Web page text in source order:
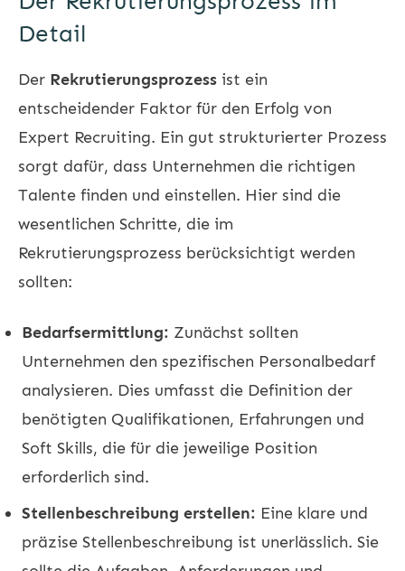
Detail
Der Rekrutierungsprozess ist ein
entscheidender Faktor für den Erfolg von
Expert Recruiting. Ein gut strukturierter Prozess
sorgt dafür, dass Unternehmen die richtigen
Talente finden und einstellen. Hier sind die
wesentlichen Schritte, die im
Rekrutierungsprozess berücksichtigt werden
sollten:
Bedarfsermittlung: Zunächst sollten
Unternehmen den spezifischen Personalbedarf
analysieren. Dies umfasst die Definition der
benötigten Qualifikationen, Erfahrungen und
Soft Skills, die für die jeweilige Position
erforderlich sind.
Stellenbeschreibung erstellen: Eine klare und
präzise Stellenbeschreibung ist unerlässlich. Sie